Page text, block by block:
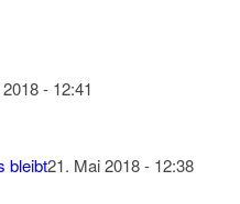
- 12:41
bleibt21. Mai 2018 - 12:38